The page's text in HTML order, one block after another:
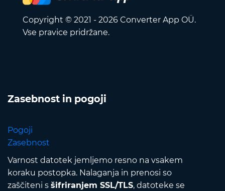
Copyright © 2021 - 2026 Converter App OÜ.
Vse pravice pridržane.
Zasebnost in pogoji
Pogoji
Zasebnost
Varnost datotek jemljemo resno na vsakem
koraku postopka. Nalaganja in prenosi so
zaščiteni s šifriranjem SSL/TLS, datoteke se